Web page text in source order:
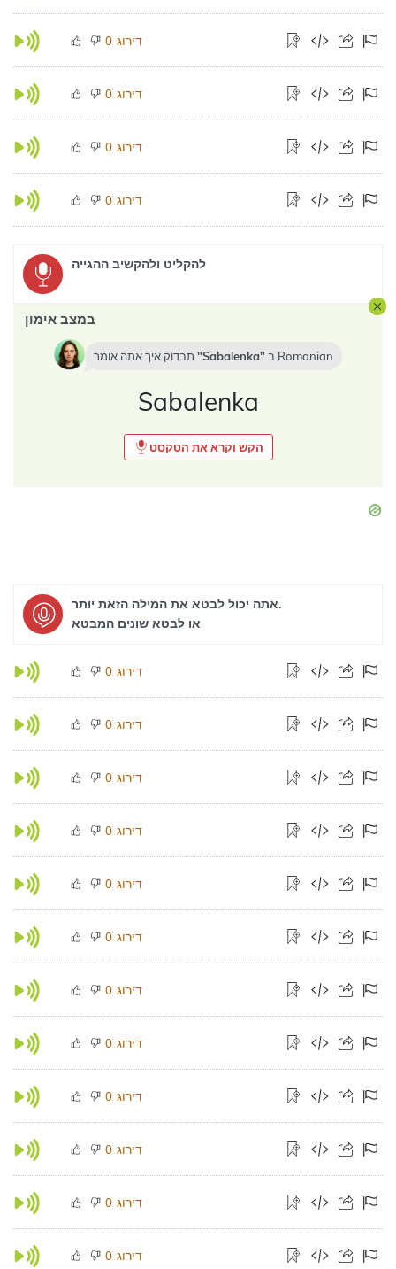
0 דירוג
0 דירוג
0 דירוג
0 דירוג
להקליט ולהקשיב ההגייה
במצב אימון
Sabalenka ב Romanian
Sabalenka
הקש וקרא את הטקסט
אתה יכול לבטא את המילה הזאת יותר.
או לבטא שונים המבטא
0 דירוג
0 דירוג
0 דירוג
0 דירוג
0 דירוג
0 דירוג
0 דירוג
0 דירוג
0 דירוג
0 דירוג
0 דירוג
0 דירוג